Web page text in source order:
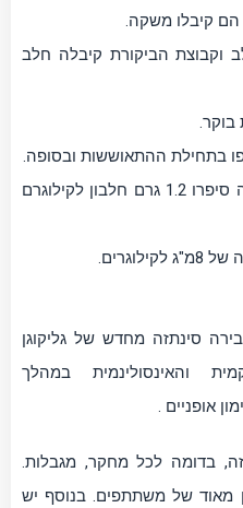
וקבוצת הביקורת קיבלה חלב
בוקר.
בתחילת ההתאוששות ובסופה.
מבחינת כמויות כל משקה וארוחה סיפרו 1.2 גרם חלבון לקילוגרם
סינתזה מחדש של גליקוגן
והאינסולינמית במהלך
בדומה לכל מחקר, מגבלות.
מאוד של משתתפים. בנוסף יש